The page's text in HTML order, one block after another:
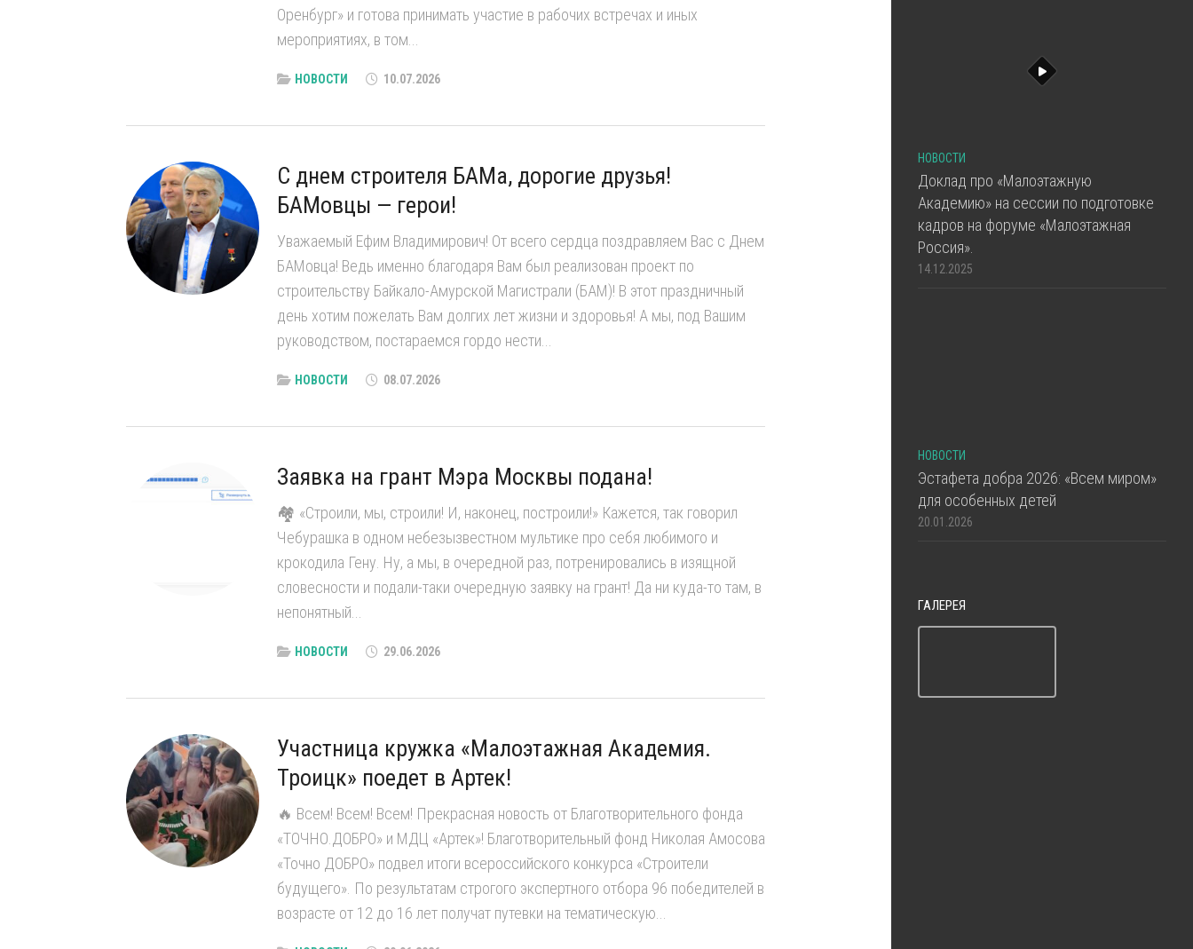
Оренбург» и готова принимать участие в рабочих встречах и иных
мероприятиях, в том...
НОВОСТИ 10.07.2026
С днем строителя БАМа, дорогие друзья!
БАМовцы — герои!
Уважаемый Ефим Владимирович! От всего сердца поздравляем Вас с Днем
БАМовца! Ведь именно благодаря Вам был реализован проект по
строительству Байкало-Амурской Магистрали (БАМ)! В этот праздничный
день хотим пожелать Вам долгих лет жизни и здоровья! А мы, под Вашим
руководством, постараемся гордо нести...
НОВОСТИ 08.07.2026
Заявка на грант Мэра Москвы подана!
🏘 «Строили, мы, строили! И, наконец, построили!» Кажется, так говорил
Чебурашка в одном небезызвестном мультике про себя любимого и
крокодила Гену. Ну, а мы, в очередной раз, потренировались в изящной
словесности и подали-таки очередную заявку на грант! Да ни куда-то там, в
непонятный...
НОВОСТИ 29.06.2026
Участница кружка «Малоэтажная Академия.
Троицк» поедет в Артек!
🔥 Всем! Всем! Всем! Прекрасная новость от Благотворительного фонда
«ТОЧНО.ДОБРО» и МДЦ «Артек»! Благотворительный фонд Николая Амосова
«Точно ДОБРО» подвел итоги всероссийского конкурса «Строители
будущего». По результатам строгого экспертного отбора 96 победителей в
возрасте от 12 до 16 лет получат путевки на тематическую...
НОВОСТИ
Доклад про «Малоэтажную
Академию» на сессии по подготовке
кадров на форуме «Малоэтажная
Россия».
14.12.2025
НОВОСТИ
Эстафета добра 2026: «Всем миром»
для особенных детей
20.01.2026
ГАЛЕРЕЯ